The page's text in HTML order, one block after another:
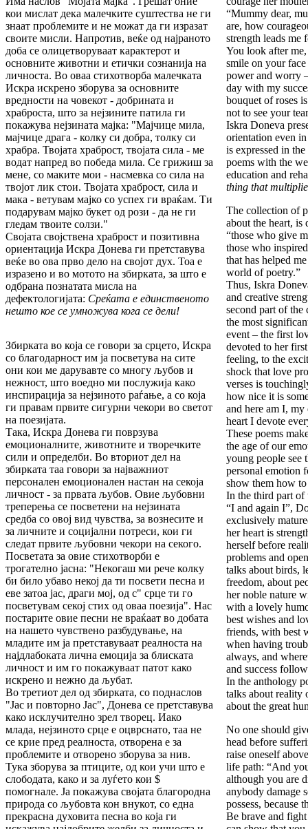
кои мислат дека малечките суштества не ги
знаат проблемите и не можат да ги изразат
своите мисли. Напротив, веќе од најраното
доба се олицетворуваат карактерот и
основните животни и етички сознанија на
личноста. Во оваа стихотворба малечката
Искра искрено зборува за основните
вредности на човекот - добрината и
храброста, што за нејзините патила ги
покажува нејзината мајка: "Мајчице мила,
мајчице драга - колку си добра, толку си
храбра. Твојата храброст, твојата сила - ме
водат напред во победа мила. Се грижиш за
мене, со маките мои - насмевка со сила на
твојот лик стои. Твојата храброст, сила и
мака - ветувам мајко со успех ги враќам. Ти
подарувам мајко букет од рози - да не ги
гледам твоите солзи."
Својата својствена храброст и позитивна
ориентација Искра Донева ги претставува
веќе во ова прво дело на својот дух. Тоа е
изразено и во мотото на збирката, за што е
одбрана познатата мисла на
дефектологијата: Среќата е единственото
нешто кое се умножува кога се дели!
“Mummy dear,
are, how
strength leads me
You look after
smile on your
power and worry
day with my
bouquet of roses
not to see your
Iskra Doneva
orientation even
is expressed in
poems with the
education and
thing that
The collection of
about the heart, is
“those who give
those who
that has helped
world of poetry.”
Thus, Iskra
and creative
second part of the
the most
event – the first
devoted to her
feeling, to the
shock that love
verses is
how nice it is
and here am I,
heart I devote
These poems
the age of our
young people see
personal emotion
show them how
In the third part
“I and again I”,
exclusively
her heart is
herself before
problems and
talks about birds,
freedom, about
her noble nature
with a lovely
best wishes and
friends, with best
when having
always, and
and success
In the anthology
talks about reality
about the great
No one should
head before
raise oneself
life path: “And
although you are
anybody damage
possess, because
Be brave and
Збирката во која се говори за срцето, Искра
со благодарност им ја посветува на сите
они кои ме дарувавте со многу љубов и
нежност, што воедно ми послужија како
инспирација за нејзиното раѓање, а со која
ги правам првите сигурни чекори во светот
на поезијата.
Така, Искра Донева ги поврзува
емоционалните, животните и творечките
сили и определби. Во вториот дел на
збирката таа говори за најважниот
персонален емоционален настан на секоја
личност - за првата љубов. Овие љубовни
треперења се посветени на нејзината
средба со овој вид чувства, за вознесите и
за личните и социјални потреси, кои ги
следат првите љубовни чекори на секого.
Посветата за овие стихотворби е
трогателно јасна: "Некогаш ми рече колку
би било убаво некој да ти посвети песна и
еве затоа јас, драги мој, од с" срце ти го
посветувам секој стих од оваа поезија". Нас
постарите овие песни не враќаат во добата
на нашето чувствено разбудување, на
младите им ја претставуваат реалноста на
најдлабоката лична емоција за блиската
личност и им го покажуваат патот како
искрено и нежно да љубат.
Во третиот дел од збирката, со поднаслов
"Јас и повторно Јас", Донева се претставува
како исклучително зрел творец. Иако
млада, нејзиното срце е оцврснато, таа не
се крие пред реалноста, отворена е за
проблемите и отворено зборува за нив.
Тука зборува за птиците, од кои учи што е
слободата, како и за луѓето кои $
помогнале. Ја покажува својата благородна
природа со љубовта кон внукот, со една
прекрасна духовита песна во која ги